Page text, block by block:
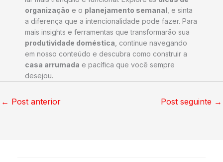
organização e o planejamento semanal , e sinta
a diferença que a intencionalidade pode fazer. Para
mais insights e ferramentas que transformarão sua
produtividade doméstica , continue navegando
em nosso conteúdo e descubra como construir a
casa arrumada e pacífica que você sempre
desejou.
← Post anterior Post seguinte →